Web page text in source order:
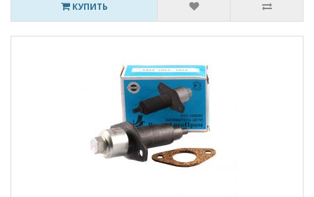
КУПИТЬ